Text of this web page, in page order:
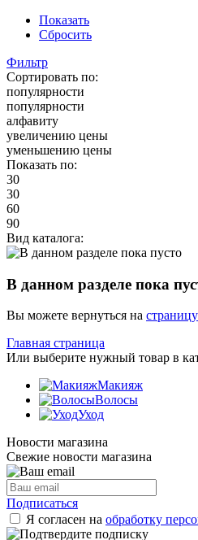
Показать
Сбросить
Фильтр
Сортировать по:
популярности
популярности
алфавиту
увеличению цены
уменьшению цены
Показать по:
30
30
60
90
Вид каталога:
В данном разделе пока
Вы можете вернуться на
Главная страница
Или выберите нужный товар в
Макияж
Волосы
Уход
Новости магазина
Свежие новости магазина
Подписаться
Я согласен на обработку